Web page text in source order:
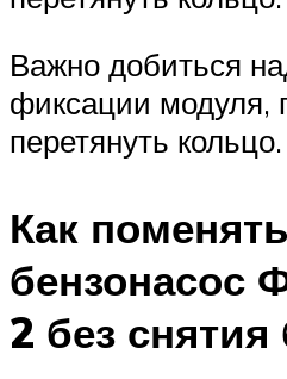
Важно добиться
фиксации модуля,
перетянуть кольцо.
Как поменять
бензонасос
2 без снятия